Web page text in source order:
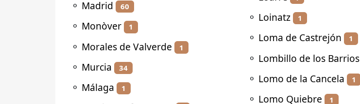
⚬ Madrid 60
⚬ Monòver 1
⚬ Morales de Valverde 1
⚬ Murcia 34
⚬ Málaga 1
⚬ Loinatz 1
⚬ Loma de Castrejón 1
⚬ Lombillo de los Barrios
⚬ Lomo de la Cancela 1
⚬ Lomo Quiebre 1